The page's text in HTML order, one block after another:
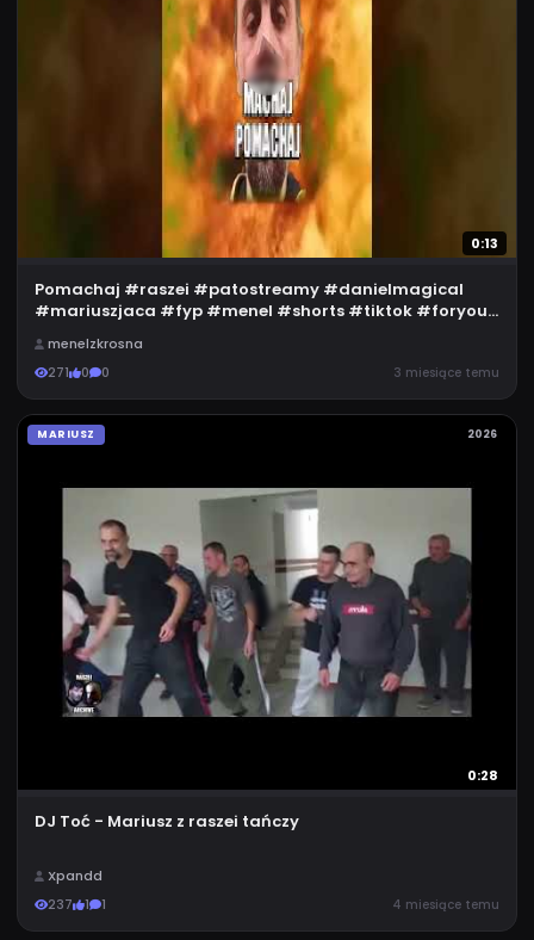
0:13
Pomachaj #raszei #patostreamy #danielmagical
#mariuszjaca #fyp #menel #shorts #tiktok #foryou
menelzkrosna
271
0 0 3 miesiące temu
0:28
MARIUSZ 2026
DJ Toć - Mariusz z raszei tańczy
Xpandd
237
1 1 4 miesiące temu